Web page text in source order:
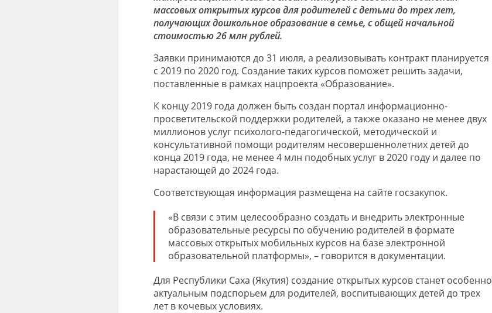
массовых открытых курсов для родителей с детьми до трех лет,
получающих дошкольное образование в семье, с общей начальной
стоимостью 26 млн рублей.
Заявки принимаются до 31 июля, а реализовывать контракт планируется
с 2019 по 2020 год. Создание таких курсов поможет решить задачи,
поставленные в рамках нацпроекта «Образование».
К концу 2019 года должен быть создан портал информационно-
просветительской поддержки родителей, а также оказано не менее двух
миллионов услуг психолого-педагогической, методической и
консультативной помощи родителям несовершеннолетних детей до
конца 2019 года, не менее 4 млн подобных услуг в 2020 году и далее по
нарастающей до 2024 года.
Соответствующая информация размещена на сайте госзакупок.
«В связи с этим целесообразно создать и внедрить электронные
образовательные ресурсы по обучению родителей в формате
массовых открытых мобильных курсов на базе электронной
образовательной платформы», – говорится в документации.
Для Республики Саха (Якутия) создание открытых курсов станет особенно
актуальным подспорьем для родителей, воспитывающих детей до трех
лет в кочевых условиях.